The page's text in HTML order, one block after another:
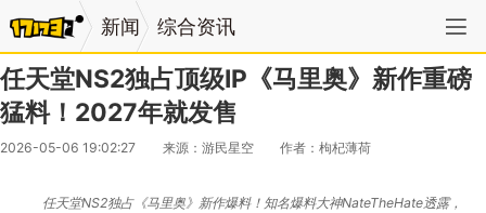
新闻 综合资讯
任天堂NS2独占顶级IP《马里奥》新作重磅
猛料！2027年就发售
2026-05-06 19:02:27 来源：游民星空 作者：枸杞薄荷
任天堂NS2独占《马里奥》新作爆料！知名爆料大神NateTheHate透露，